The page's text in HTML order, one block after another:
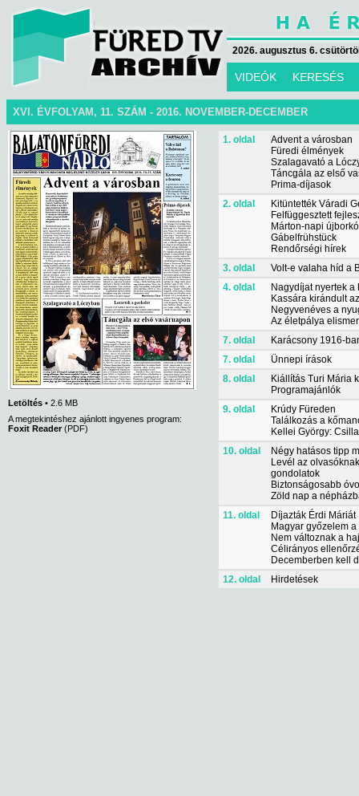
2026. augusztus 6.
VIDEÓK KERESÉS
XVI. ÉVFOLYAM, 11. SZÁM - 2016. NOVEMBER-DECEMBER
Letöltés • 2.6 MB
A megtekintéshez ajánlott ingyenes program:
Foxit Reader (PDF)
1. oldal
Advent a városban
Füredi élmények
Szalagavató a
Táncgála az első
Prima-díjasok
2. oldal
Kitüntették Váradi
Felfüggesztett
Márton-napi
Gábelfrühstück
Rendőrségi hírek
3. oldal
Volt-e valaha híd a
4. oldal
Nagydíjat nyertek a
Kassára kirándult
Negyvenéves a
Az életpálya
7. oldal
Karácsony 1916-
7. oldal
Ünnepi írások
8. oldal
Kiállítás Turi Mária
Programajánlók
9. oldal
Krúdy Füreden
Találkozás a
Kellei György:
10. oldal
Négy hatásos tipp
Levél az
gondolatok
Biztonságosabb
Zöld nap a
11. oldal
Díjazták Érdi Máriát
Magyar győzelem
Nem változnak a
Célirányos
Decemberben kell
12. oldal
Hirdetések